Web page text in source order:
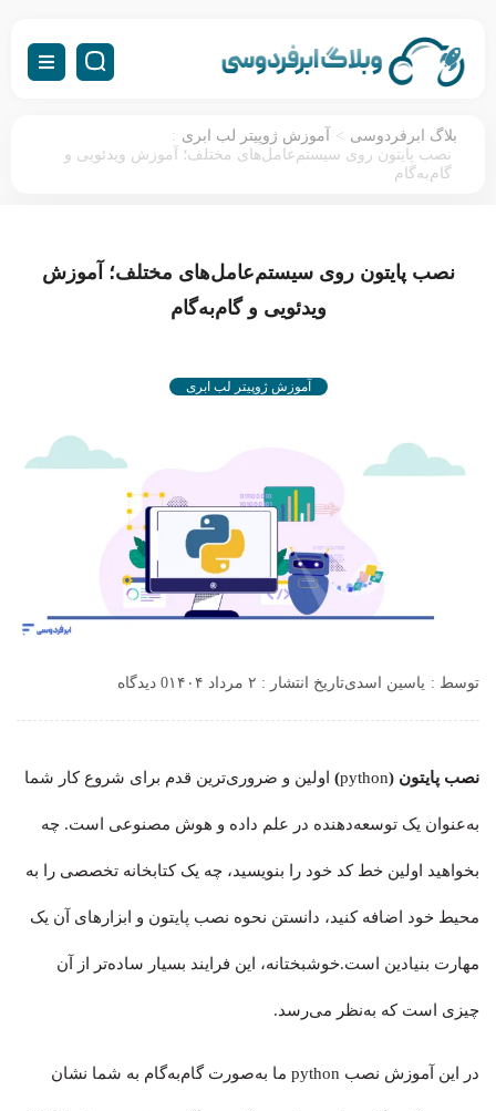
بلاگ ابرفردوسی > آموزش ژوپیتر لب ابری :
نصب پایتون روی سیستم‌عامل‌های مختلف؛ آموزش ویدئویی و
گام‌به‌گام
نصب پایتون روی سیستم‌عامل‌های مختلف؛ آموزش
ویدئویی و گام‌به‌گام
آموزش ژوپیتر لب ابری
توسط : یاسین اسدیتاریخ انتشار : ۲ مرداد ۱۴۰۴ 0 دیدگاه
نصب پایتون (python
) اولین و ضروری‌ترین قدم برای شروع کار شما
به‌عنوان یک توسعه‌دهنده در علم داده و هوش مصنوعی است. چه
بخواهید اولین خط کد خود را بنویسید، چه یک کتابخانه تخصصی را به
محیط خود اضافه کنید، دانستن نحوه نصب پایتون و ابزارهای آن یک
مهارت بنیادین است.خوشبختانه، این فرایند بسیار ساده‌تر از آن
چیزی است که به‌نظر می‌رسد.
در این آموزش نصب python ما به‌صورت گام‌به‌گام به شما نشان